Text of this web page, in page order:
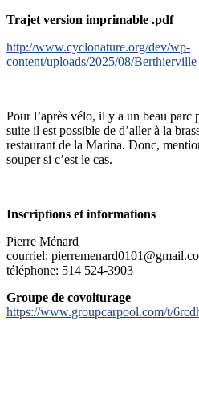
Trajet version imprimable .pdf
http://www.cyclonature.org/dev/wp-
content/uploads/2025/08/
Pour l’après vélo, il y a un beau parc
suite il est possible de d’aller à la
restaurant de la Marina. Donc,
souper si c’est le cas.
Inscriptions et informations
Pierre Ménard
courriel:
téléphone: 514 524-3903
Groupe de covoiturage
https://www.groupcarpool.com/t/